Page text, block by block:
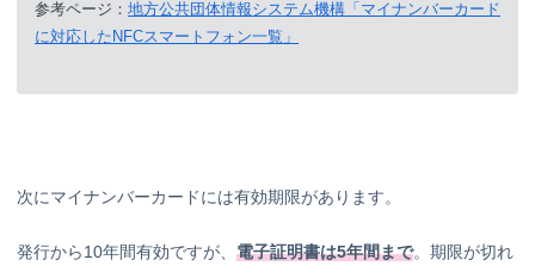
参考ページ： 地方公共団体情報システム機構「マイナンバーカード
に対応したNFCスマートフォン一覧」
次にマイナンバーカードには有効期限があります。
発行から10年間有効ですが、 電子証明書は5年間まで。期限が切れ